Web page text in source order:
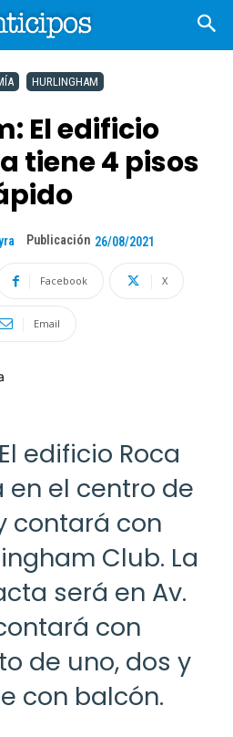
HURLINGHAM
El edificio
tiene 4 pisos
Publicación 26/08/2021
Facebook X
Email
edificio Roca
en el centro de
contará con
Club. La
será en Av.
con
de uno, dos y
con balcón.